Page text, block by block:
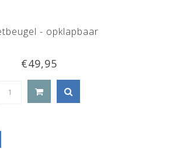
- opklapbaar
€49,95